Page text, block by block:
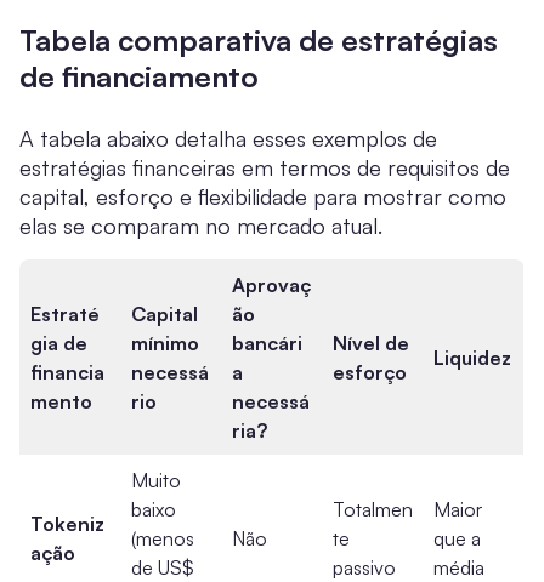
Tabela comparativa de estratégias
de financiamento
A tabela abaixo detalha esses exemplos de
estratégias financeiras em termos de requisitos de
capital, esforço e flexibilidade para mostrar como
elas se comparam no mercado atual.
Estraté
gia de
financia
mento
Capital
mínimo
necessá
rio
Aprovaç
ão
bancári
a
necessá
ria?
Nível de
esforço
Liquidez
Tokeniz
ação
Muito
baixo
(menos
de US$
Não
Totalmen
te
passivo
Maior
que a
média